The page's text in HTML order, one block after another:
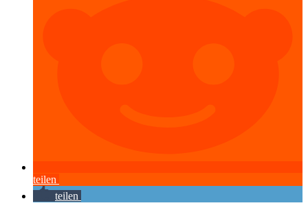
teilen
teilen